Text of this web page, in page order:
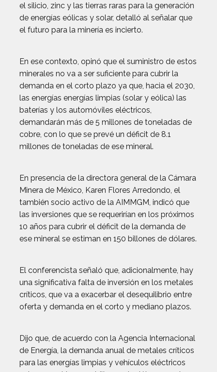
el silicio, zinc y las tierras raras para la generación
de energías eólicas y solar, detalló al señalar que
el futuro para la minería es incierto.
En ese contexto, opinó que el suministro de estos
minerales no va a ser suficiente para cubrir la
demanda en el corto plazo ya que, hacia el 2030,
las energías energías limpias (solar y eólica) las
baterías y los automóviles eléctricos,
demandarán más de 5 millones de toneladas de
cobre, con lo que se prevé un déficit de 8.1
millones de toneladas de ese mineral.
En presencia de la directora general de la Cámara
Minera de México, Karen Flores Arredondo, el
también socio activo de la AIMMGM, indicó que
las inversiones que se requerirían en los próximos
10 años para cubrir el déficit de la demanda de
ese mineral se estiman en 150 billones de dólares.
El conferencista señaló que, adicionalmente, hay
una significativa falta de inversión en los metales
críticos, que va a exacerbar el desequilibrio entre
oferta y demanda en el corto y mediano plazos.
Dijo que, de acuerdo con la Agencia Internacional
de Energía, la demanda anual de metales críticos
para las energías limpias y vehículos eléctricos